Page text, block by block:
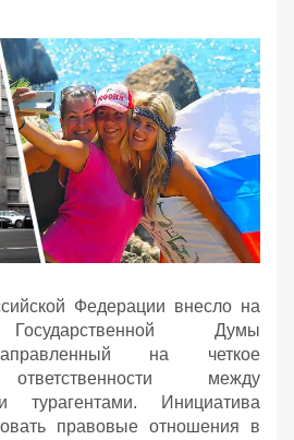
Федерации внесло на
Думы
на четкое
ответственности между
турагентами. Инициатива
правовые отношения в